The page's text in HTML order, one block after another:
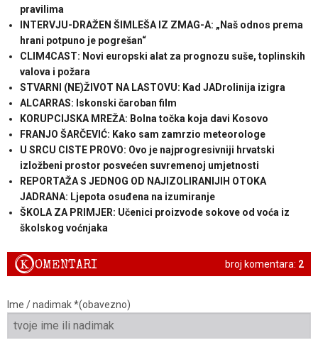
pravilima
INTERVJU-DRAŽEN ŠIMLEŠA IZ ZMAG-A: „Naš odnos prema
hrani potpuno je pogrešan“
CLIM4CAST: Novi europski alat za prognozu suše, toplinskih
valova i požara
STVARNI (NE)ŽIVOT NA LASTOVU: Kad JADrolinija izigra
ALCARRAS: Iskonski čaroban film
KORUPCIJSKA MREŽA: Bolna točka koja davi Kosovo
FRANJO ŠARČEVIĆ: Kako sam zamrzio meteorologe
U SRCU CISTE PROVO: Ovo je najprogresivniji hrvatski
izložbeni prostor posvećen suvremenoj umjetnosti
REPORTAŽA S JEDNOG OD NAJIZOLIRANIJIH OTOKA
JADRANA: Ljepota osuđena na izumiranje
ŠKOLA ZA PRIMJER: Učenici proizvode sokove od voća iz
školskog voćnjaka
broj komentara: 2
KOMENTARI
Ime / nadimak *(obavezno)